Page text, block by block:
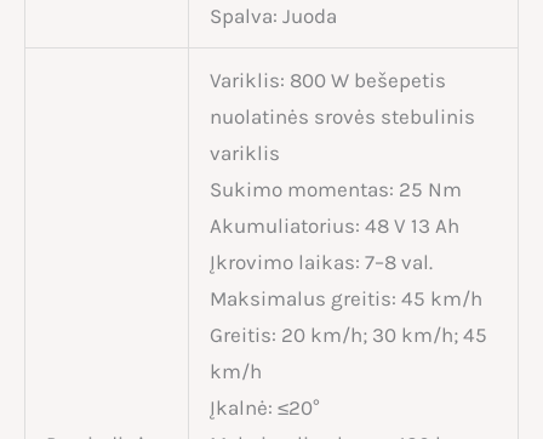
Spalva: Juoda
Variklis: 800 W bešepetis
nuolatinės srovės stebulinis
variklis
Sukimo momentas: 25 Nm
Akumuliatorius: 48 V 13 Ah
Įkrovimo laikas: 7–8 val.
Maksimalus greitis: 45 km/h
Greitis: 20 km/h; 30 km/h; 45
km/h
Įkalnė: ≤20°